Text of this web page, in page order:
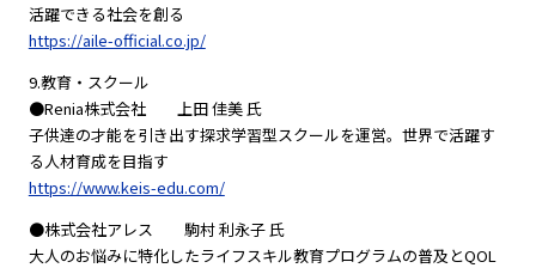
活躍できる社会を創る
https://aile-official.co.jp/
9.教育・スクール
●Renia株式会社 上田 佳美 氏
子供達の才能を引き出す探求学習型スクールを運営。世界で活躍す
る人材育成を目指す
https://www.keis-edu.com/
●株式会社アレス 駒村 利永子 氏
大人のお悩みに特化したライフスキル教育プログラムの普及とQOL